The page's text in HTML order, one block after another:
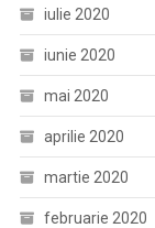
iulie 2020
iunie 2020
mai 2020
aprilie 2020
martie 2020
februarie 2020